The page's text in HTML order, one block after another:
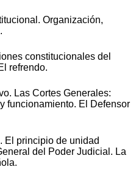
Organización,
constitucionales del
refrendo.
Las Cortes Generales:
funcionamiento. El Defensor
principio de unidad
del Poder Judicial. La